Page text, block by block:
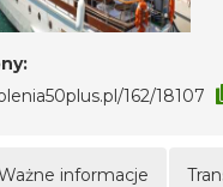
162/18107
informacje